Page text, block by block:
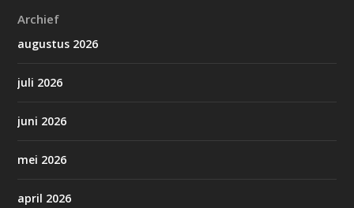
Archief
augustus 2026
juli 2026
juni 2026
mei 2026
april 2026